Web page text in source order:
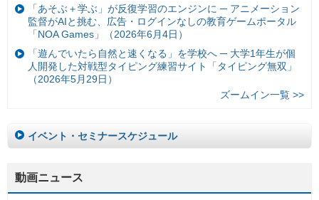
「あそぶ＋学ぶ」が反復学習のエンジンに ─ アニメーション
監督がAIと挑む、広告・ログインなしの教育ゲームポータル
「NOA Games」（2026年6月4日）
「遊んでいたら自然と速くなる」を学校へ ─ 大学1年生が個
人開発した対戦型タイピング練習サイト「タイピング無双」
（2026年5月29日）
ズームイン一覧 >>
イベント・セミナースケジュール
動画ニュース